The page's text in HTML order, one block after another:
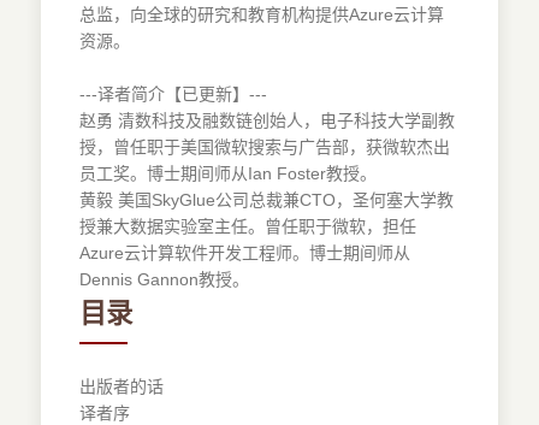
总监，向全球的研究和教育机构提供Azure云计算
资源。
---译者简介【已更新】---
赵勇 清数科技及融数链创始人，电子科技大学副教
授，曾任职于美国微软搜索与广告部，获微软杰出
员工奖。博士期间师从Ian Foster教授。
黄毅 美国SkyGlue公司总裁兼CTO，圣何塞大学教
授兼大数据实验室主任。曾任职于微软，担任
Azure云计算软件开发工程师。博士期间师从
Dennis Gannon教授。
目录
出版者的话
译者序